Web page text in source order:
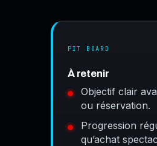
PIT BOARD
À retenir
Objectif clair
ou réservation.
Progression
qu’achat